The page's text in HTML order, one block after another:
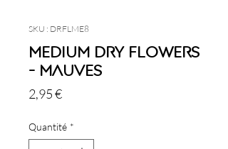
SKU : DRFLME8
Medium Dry Flowers
- Mauves
2,95 €Prix
Quantité *